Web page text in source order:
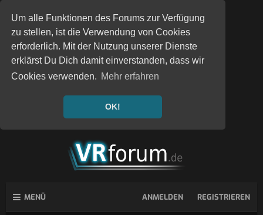
Um alle Funktionen des Forums zur Verfügung
zu stellen, ist die Verwendung von Cookies
erforderlich. Mit der Nutzung unserer Dienste
erklärst Du Dich damit einverstanden, dass wir
Cookies verwenden. Mehr erfahren
OK!
MENÜ ANMELDEN REGISTRIEREN